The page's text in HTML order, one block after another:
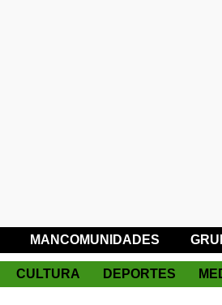
MANCOMUNIDADES
CULTURA DEPORTES